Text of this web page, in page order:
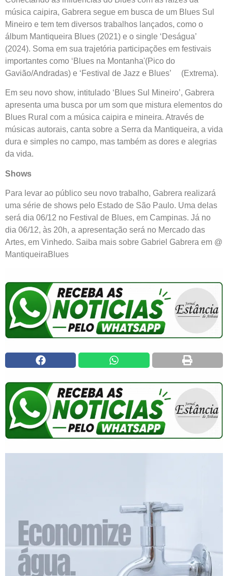
música caipira, Gabrera segue em busca de um Blues Sul
Mineiro e tem tem diversos trabalhos lançados, como o
álbum Mantiqueira Blues (2021) e o single ‘Deságua’
(2024). Soma em sua trajetória participações em festivais
importantes como ‘Blues na Montanha'(Pico do
Gavião/Andradas) e ‘Festival de Jazz e Blues’ (Extrema).
Em seu novo show, intitulado ‘Blues Sul Mineiro’, Gabrera
apresenta uma busca por um som que mistura elementos do
Blues Rural com a música caipira e mineira. Através de
músicas autorais, canta sobre a Serra da Mantiqueira, a vida
dura e simples no campo, mas também as dores e alegrias
da vida.
Shows
Para levar ao público seu novo trabalho, Gabrera realizará
uma série de shows pelo Estado de São Paulo. Uma delas
será dia 06/12 no Festival de Blues, em Campinas. Já no
dia 06/12, às 20h, a apresentação será no Mercado das
Artes, em Vinhedo. Saiba mais sobre Gabriel Gabrera em @
MantiqueiraBlues